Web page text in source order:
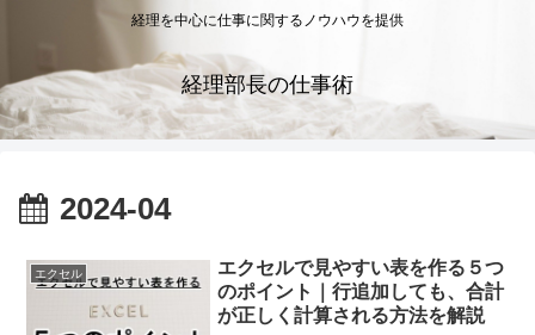
経理を中心に仕事に関するノウハウを提供
経理部長の仕事術
2024-04
エクセル
エクセルで見やすい表を作る５つ
のポイント｜行追加しても、合計
が正しく計算される方法を解説